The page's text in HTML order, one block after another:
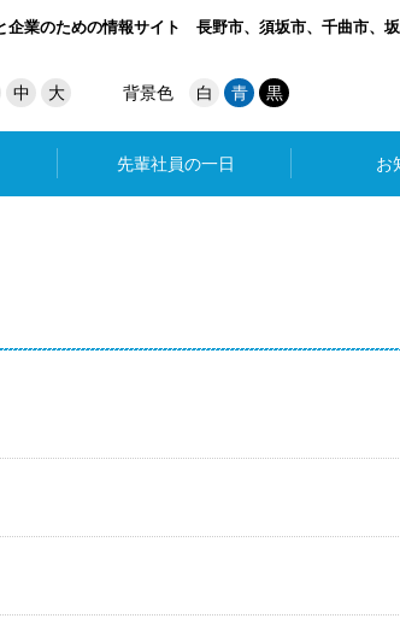
企業のための情報サイト 長野市、須坂市、千曲市、
中 大 背景色 白 青 黒
先輩社員の一日 お